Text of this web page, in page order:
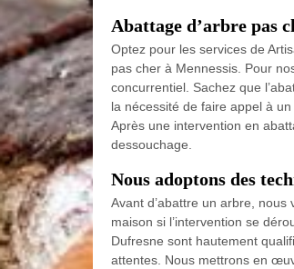
Abattage d’arbre pas
Optez pour les services de
pas cher à Mennessis. Pour
concurrentiel. Sachez que
la nécessité de faire appel à
Après une intervention en
dessouchage.
Nous adoptons des
Avant d’abattre un arbre,
maison si l’intervention se
Dufresne sont hautement
attentes. Nous mettrons en